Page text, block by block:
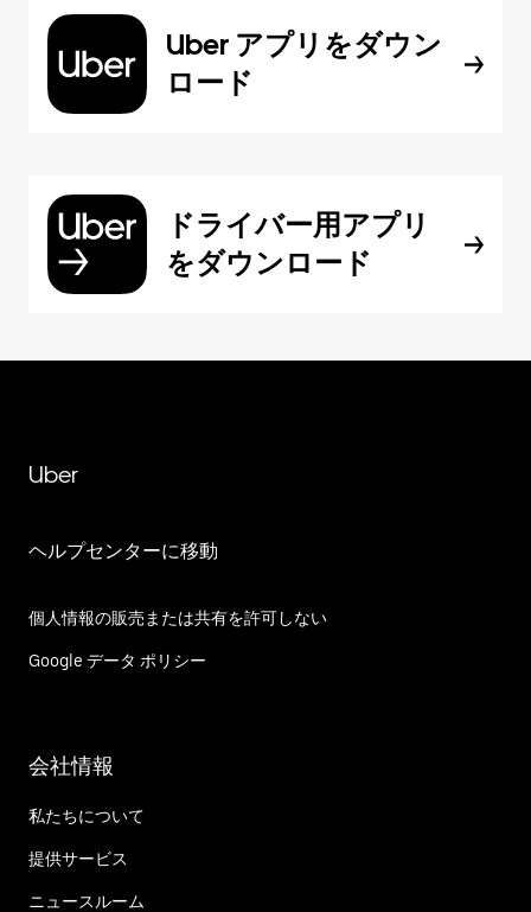
Uber アプリをダウン
ロード
ドライバー用アプリ
をダウンロード
Uber
ヘルプセンターに移動
個人情報の販売または共有を許可しない
Google データ ポリシー
会社情報
私たちについて
提供サービス
ニュースルーム